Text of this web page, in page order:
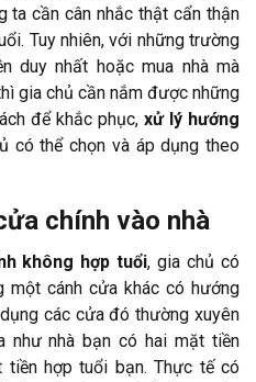
ta cần cân nhắc thật cẩn thận
Tuy nhiên, với những trường
duy nhất hoặc mua nhà mà
gia chủ cần nắm được những
để khắc phục, xử lý hướng
có thể chọn và áp dụng theo
chính vào nhà
không hợp tuổi, gia chủ có
một cánh cửa khác có hướng
các cửa đó thường xuyên
như nhà bạn có hai mặt tiền
hợp tuổi bạn. Thực tế có